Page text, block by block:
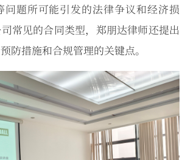
问题所可能引发的法律争议和经济损
常见的合同类型，郑朋达律师还提出
防措施和合规管理的关键点。